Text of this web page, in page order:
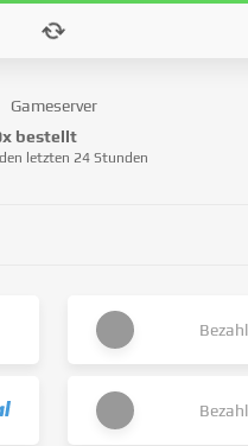
Gameserver
bestellt
letzten 24 Stunden